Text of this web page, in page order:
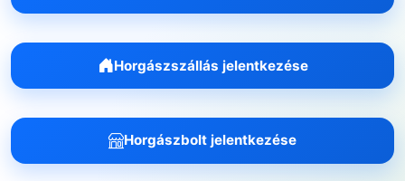
Horgászszállás jelentkezése
Horgászbolt jelentkezése